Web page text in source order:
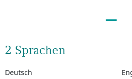
2 Sprachen
Deutsch